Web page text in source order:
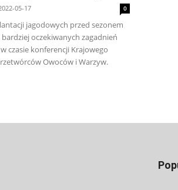
05-17 0
jagodowych przed sezonem
oczekiwanych zagadnień
czasie konferencji Krajowego
Owoców i Warzyw.